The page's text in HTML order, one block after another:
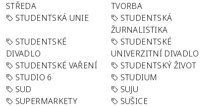
STŘEDA
TVORBA
STUDENTSKÁ UNIE
STUDENTSKÁ
ŽURNALISTIKA
STUDENTSKÉ
DIVADLO
STUDENTSKÉ
UNIVERZITNÍ DIVADLO
STUDENTSKÉ VAŘENÍ
STUDENTSKÝ ŽIVOT
STUDIO 6
STUDIUM
SUD
SUJU
SUPERMARKETY
SUŠICE